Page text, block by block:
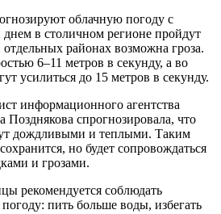
облачную погоду с
в столичном регионе пройдут
районах возможна гроза.
6–11 метров в секунду, а во
усилиться до 15 метров в секунду.
информационного агентства
Позднякова спрогнозировала, что
дождливыми и теплыми. Таким
но будет сопровождаться
и грозами.
рекомендуется соблюдать
пить больше воды, избегать